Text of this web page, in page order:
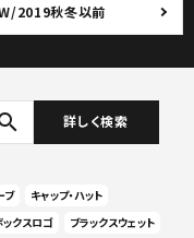
2019秋冬以前
詳しく検索
ブ
キャップ・ハット
ックスロゴ ブラックスウェット